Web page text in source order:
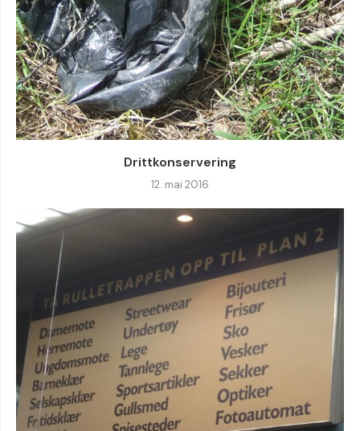
Drittkonservering
12. mai 2016